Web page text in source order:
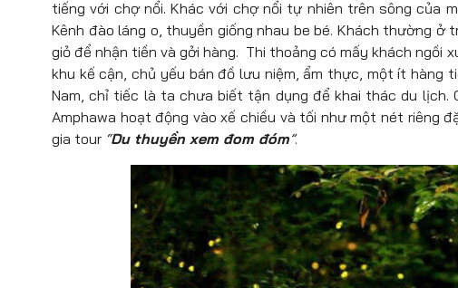
tiếng với chợ nổi. Khác với chợ nổi tự nhiên trên sông của
Kênh đào láng o, thuyền giống nhau be bé. Khách thường
giỏ để nhận tiền và gởi hàng. Thi thoảng có mấy khách ngồi
khu kế cận, chủ yếu bán đồ lưu niệm, ẩm thực, một ít hàng
Nam, chỉ tiếc là ta chưa biết tận dụng để khai thác du lịch.
Amphawa hoạt động vào xế chiều và tối như một nét riêng
gia tour “Du thuyền xem đom đóm”.